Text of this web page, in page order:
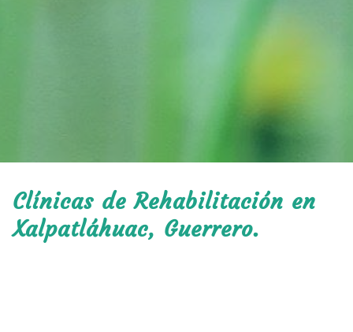
Clínicas de Rehabilitación en
Xalpatláhuac, Guerrero.